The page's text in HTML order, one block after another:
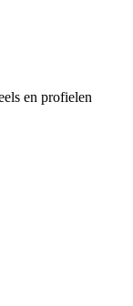
en profielen